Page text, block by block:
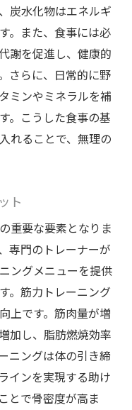
炭水化物はエネルギ
。また、食事には必
謝を促進し、健康的
さらに、日常的に野
ミンやミネラルを補
。こうした食事の基
れることで、無理の
ト
重要な要素となりま
専門のトレーナーが
ングメニューを提供
。筋力トレーニング
上です。筋肉量が増
加し、脂肪燃焼効率
ニングは体の引き締
インを実現する助け
とで骨密度が高ま